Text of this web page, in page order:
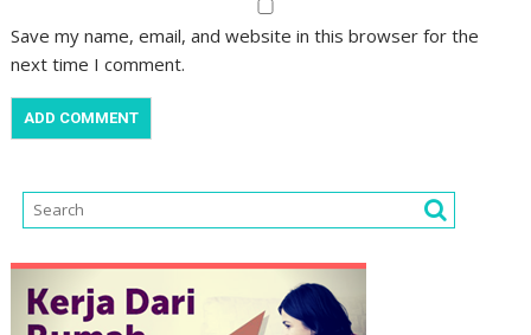
Save my name, email, and website in this browser for the
next time I comment.